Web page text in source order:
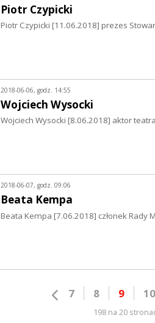
Piotr Czypicki
Piotr Czypicki [11.06.2018] prezes
2018-06-06, godz. 14:55
Wojciech Wysocki
Wojciech Wysocki [8.06.2018] aktor
2018-06-07, godz. 09:06
Beata Kempa
Beata Kempa [7.06.2018] członek Rady
7 8 9 10
198 na 20